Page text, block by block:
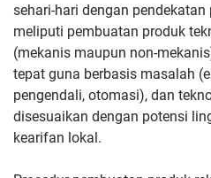
sehari-hari dengan pendekatan
meliputi pembuatan produk
(mekanis maupun non-
tepat guna berbasis masalah
pengendali, otomasi), dan
disesuaikan dengan potensi
kearifan lokal.